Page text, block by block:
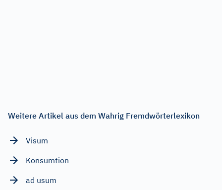
Weitere Artikel aus dem Wahrig Fremdwörterlexikon
Visum
Konsumtion
ad usum